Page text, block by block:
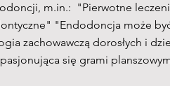
m.in.: "Pierwotne
"Endodoncja może
zachowawczą dorosłych i
się grami